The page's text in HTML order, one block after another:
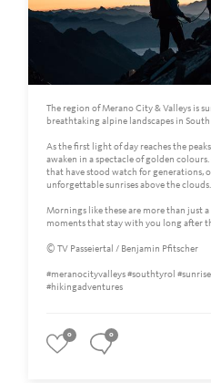
The region of Merano City & Valleys is
breathtaking alpine landscapes in
As the first light of day reaches the
awaken in a spectacle of golden
that have stood watch for generations,
unforgettable sunrises above the clouds.
Mornings like these are more than just
moments that stay with you long after
© TV Passeiertal / Benjamin Pfitscher
#meranocityvalleys #southtyrol
#hikingadventures
0 0